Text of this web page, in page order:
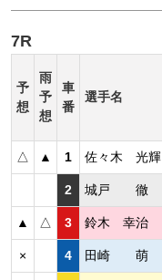
7R
予
想
雨
予
想
車
番
選手名
△ ▲ 1 佐々木 光輝
2 城戸 徹
▲ △ 3 鈴木 幸治
× 4 田崎 萌